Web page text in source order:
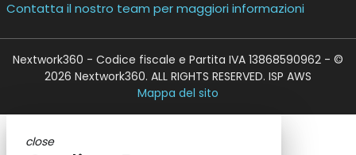
Contatta il nostro team per maggiori informazioni
Nextwork360 - Codice fiscale e Partita IVA 13868590962 - ©
2026 Nextwork360. ALL RIGHTS RESERVED. ISP AWS
Mappa del sito
close